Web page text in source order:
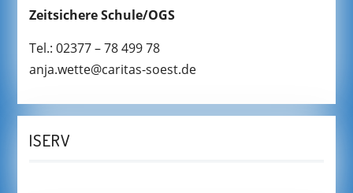
Zeitsichere Schule/OGS
Tel.: 02377 – 78 499 78
anja.wette@caritas-soest.de
ISERV